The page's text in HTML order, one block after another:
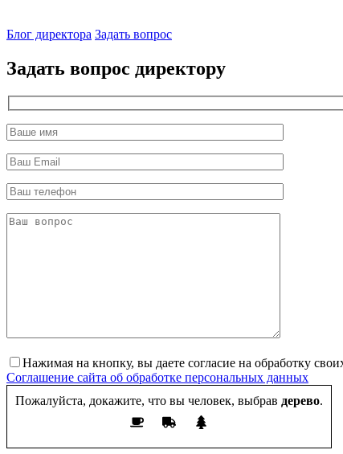
директор
Блог директора Задать вопрос
Задать вопрос директору
Нажимая на кнопку, вы даете согласие на обработку
Соглашение сайта об обработке персональных данных
Пожалуйста, докажите, что вы человек, выбрав дерево.